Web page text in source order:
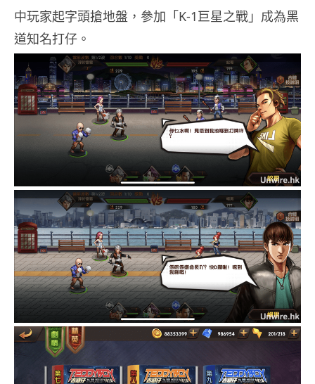
中玩家起字頭搶地盤，參加「K-1巨星之戰」成為黑
道知名打仔。